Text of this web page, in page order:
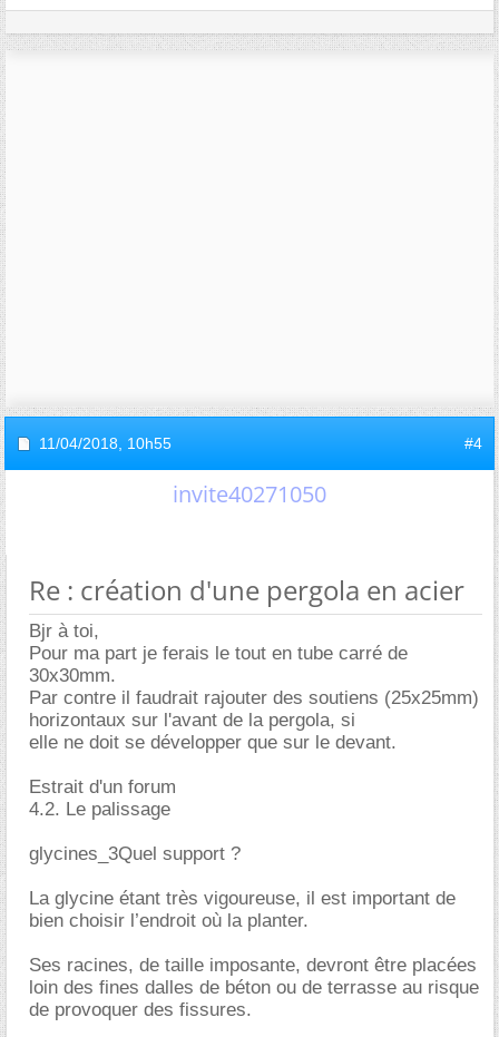
11/04/2018, 10h55 #4
invite40271050
Re : création d'une pergola en acier
Bjr à toi,
Pour ma part je ferais le tout en tube carré de
30x30mm.
Par contre il faudrait rajouter des soutiens (25x25mm)
horizontaux sur l'avant de la pergola, si
elle ne doit se développer que sur le devant.
Estrait d'un forum
4.2. Le palissage
glycines_3Quel support ?
La glycine étant très vigoureuse, il est important de
bien choisir l’endroit où la planter.
Ses racines, de taille imposante, devront être placées
loin des fines dalles de béton ou de terrasse au risque
de provoquer des fissures.